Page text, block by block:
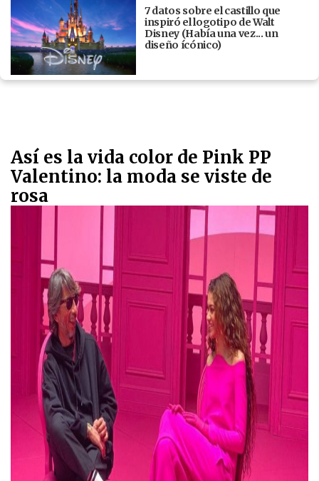
7 datos sobre el castillo que
inspiró el logotipo de Walt
Disney (Había una vez... un
diseño ícónico)
Así es la vida color de Pink PP
Valentino: la moda se viste de
rosa